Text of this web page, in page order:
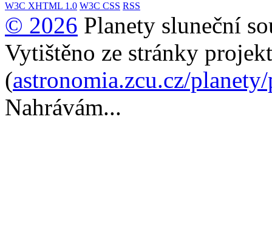
W3C XHTML 1.0 W3C CSS RSS
© 2026 Planety sluneční
Vytištěno ze stránky
(astronomia.zcu.cz/
Nahrávám...